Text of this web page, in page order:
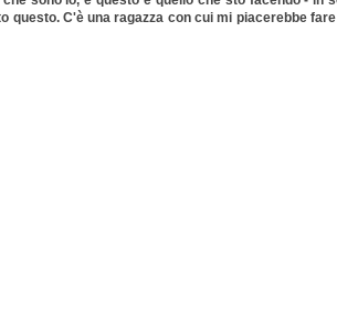
questo. C'è una ragazza con cui mi piacerebbe